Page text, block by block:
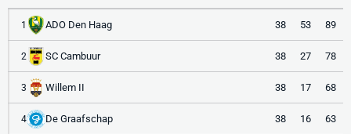
1 ADO Den Haag 38 53 89
2 SC Cambuur 38 27 78
3 Willem II 38 17 68
4 De Graafschap 38 16 63